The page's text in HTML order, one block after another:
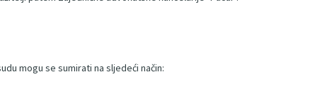
mogu se sumirati na sljedeći način: